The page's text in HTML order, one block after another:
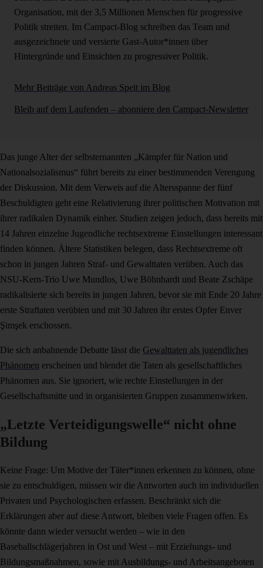
Organisation, mit der 3,5 Millionen Menschen für progressive
Politik streiten. Im Campact-Blog schreiben das Team und
ausgezeichnete und versierte Gast-Autor*innen über
Hintergründe und Einsichten zu progressiver Politik.
Mehr Beiträge von Andreas Speit im Blog
Bleib auf dem Laufenden – abonniere den Campact-Newsletter
Das junge Alter der selbsternannten „Kämpfer für Nation und
Nationalsozialismus“ führt bereits zu einer bestimmenden Verengung
der Diskussion. Mit dem Verweis auf die Altersspanne der fünf
Beschuldigten geht eine Relativierung ihrer politischen Motivation mit
ihrer radikalen Dynamik einher. Studien zeigen jedoch, dass bereits mit
14 Jahren einzelne Jugendliche rechtsextreme Einstellungen interessant
finden können. Ältere Statistiken belegen, dass Rechtsextreme oft
schon in jungen Jahren Straf- und Gewalttaten verüben. Auch das
NSU-Kern-Trio Uwe Mundlos, Uwe Böhnhardt und Beate Zschäpe
radikalisierte sich bereits in jungen Jahren, bevor sie mit Ende 20 Jahre
erste Straftaten verübten und mit 30 Jahren ihr erstes Opfer Enver
Şimşek erschossen.
Die sich anbahnende Debatte lässt die Gewalttaten als jugendliches
Phänomen erscheinen und blendet die Taten als gesellschaftliches
Phänomen aus. Sie ignoriert, wie rechte Einstellungen in der
Gesellschaftsmitte und in organisierten Gruppen zusammenwirken.
„Letzte Verteidigungswelle“ nicht ohne
Bildung
Keine Frage: Um Motive der Täter*innen erkennen zu können, ohne
sie zu entschuldigen, müssen wir die Antworten auch im individuellen
Privaten und Psychologischen erfassen. Beschränkt sich die
Erklärungen aber auf diese Antwort, bleiben viele Fragen offen. Es
könnte dann wieder versucht werden – wie in den
Baseballschlägerjahren in Ost und West – mit Erziehungs- und
Bildungsmaßnahmen, sowie mit Ausbildungs- und Arbeitsangeboten